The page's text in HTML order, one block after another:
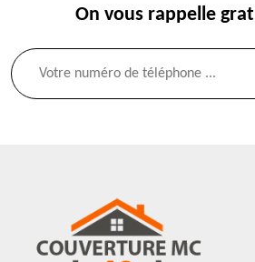
On vous rappelle